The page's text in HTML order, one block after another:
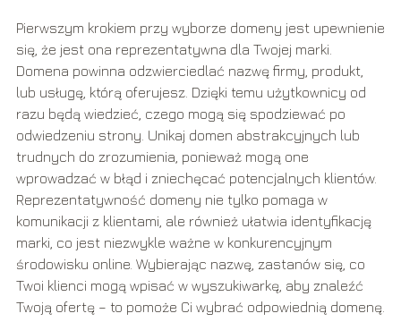
Pierwszym krokiem przy wyborze domeny jest upewnienie
się, że jest ona reprezentatywna dla Twojej marki.
Domena powinna odzwierciedlać nazwę firmy, produkt,
lub usługę, którą oferujesz. Dzięki temu użytkownicy od
razu będą wiedzieć, czego mogą się spodziewać po
odwiedzeniu strony. Unikaj domen abstrakcyjnych lub
trudnych do zrozumienia, ponieważ mogą one
wprowadzać w błąd i zniechęcać potencjalnych klientów.
Reprezentatywność domeny nie tylko pomaga w
komunikacji z klientami, ale również ułatwia identyfikację
marki, co jest niezwykle ważne w konkurencyjnym
środowisku online. Wybierając nazwę, zastanów się, co
Twoi klienci mogą wpisać w wyszukiwarkę, aby znaleźć
Twoją ofertę – to pomoże Ci wybrać odpowiednią domenę.